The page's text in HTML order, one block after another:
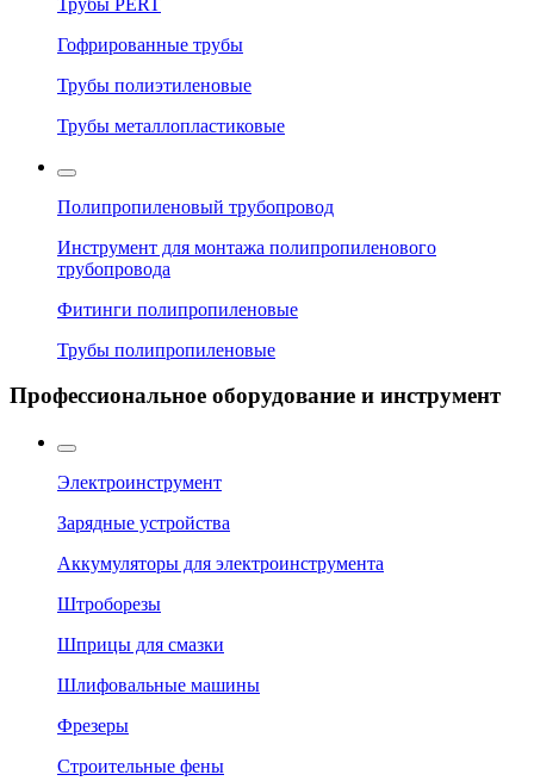
Гофрированные трубы
Трубы полиэтиленовые
Трубы металлопластиковые
Полипропиленовый трубопровод
Инструмент для монтажа полипропиленового
трубопровода
Фитинги полипропиленовые
Трубы полипропиленовые
Профессиональное оборудование и инструмент
Электроинструмент
Зарядные устройства
Аккумуляторы для электроинструмента
Штроборезы
Шприцы для смазки
Шлифовальные машины
Фрезеры
Строительные фены